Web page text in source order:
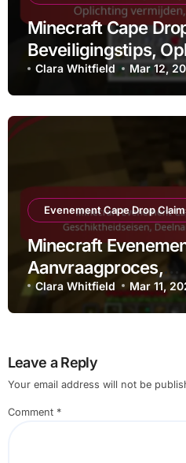
Minecraft Cape
Beveiligingstips,
vermijden,
Clara Whitfield Mar 12,
Evenement Cape Drop
Minecraft
Aanvraagproces,
Geschiktheidseisen,
het evenement
Clara Whitfield Mar 11,
Leave a Reply
Your email address will not be
Comment *